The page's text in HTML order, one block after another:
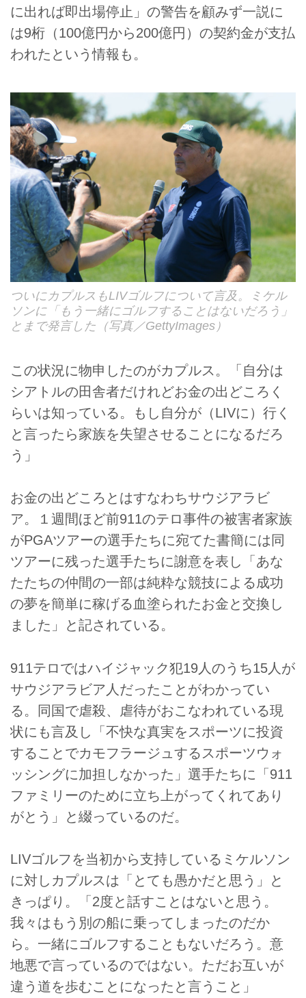
に出れば即出場停止」の警告を顧みず一説に
は9桁（100億円から200億円）の契約金が支払
われたという情報も。
ついにカプルスもLIVゴルフについて言及。ミケル
ソンに「もう一緒にゴルフすることはないだろう」
とまで発言した（写真／GettyImages）
この状況に物申したのがカプルス。「自分は
シアトルの田舎者だけれどお金の出どころく
らいは知っている。もし自分が（LIVに）行く
と言ったら家族を失望させることになるだろ
う」
お金の出どころとはすなわちサウジアラビ
ア。１週間ほど前911のテロ事件の被害者家族
がPGAツアーの選手たちに宛てた書簡には同
ツアーに残った選手たちに謝意を表し「あな
たたちの仲間の一部は純粋な競技による成功
の夢を簡単に稼げる血塗られたお金と交換し
ました」と記されている。
911テロではハイジャック犯19人のうち15人が
サウジアラビア人だったことがわかってい
る。同国で虐殺、虐待がおこなわれている現
状にも言及し「不快な真実をスポーツに投資
することでカモフラージュするスポーツウォ
ッシングに加担しなかった」選手たちに「911
ファミリーのために立ち上がってくれてあり
がとう」と綴っているのだ。
LIVゴルフを当初から支持しているミケルソン
に対しカプルスは「とても愚かだと思う」と
きっぱり。「2度と話すことはないと思う。
我々はもう別の船に乗ってしまったのだか
ら。一緒にゴルフすることもないだろう。意
地悪で言っているのではない。ただお互いが
違う道を歩むことになったと言うこと」